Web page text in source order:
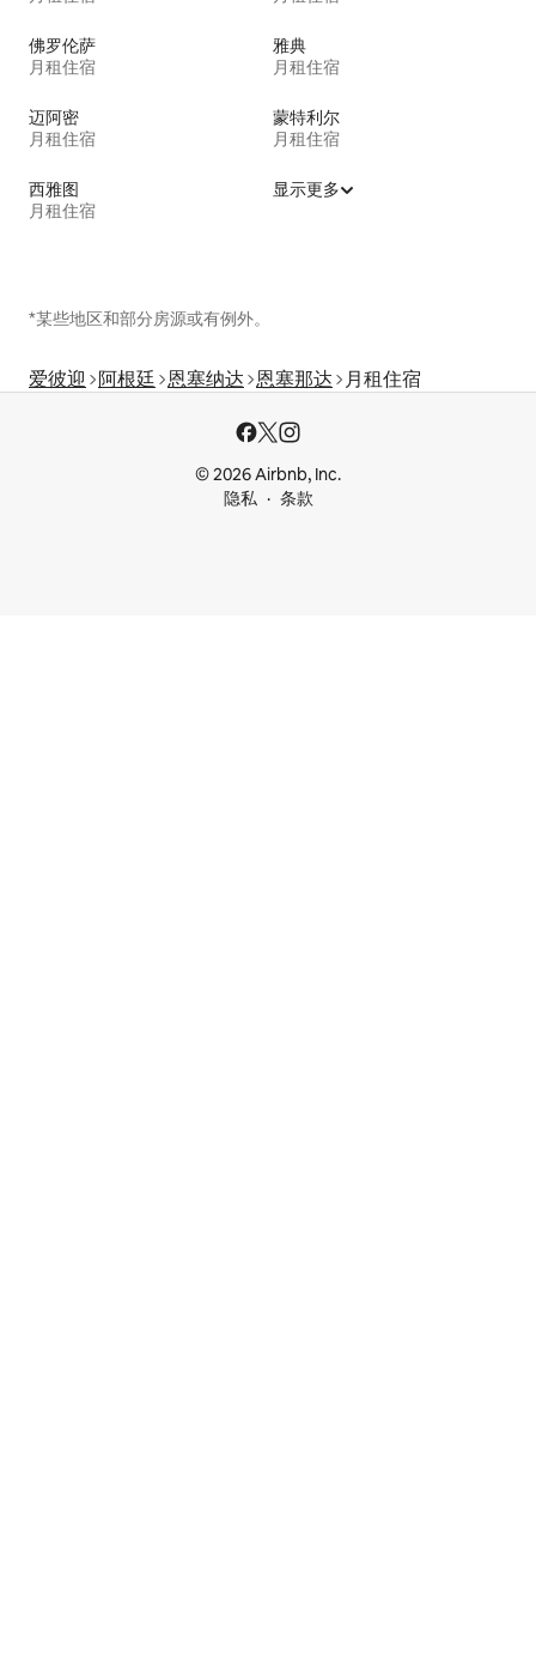
佛罗伦萨
月租住宿
雅典
月租住宿
迈阿密
月租住宿
蒙特利尔
月租住宿
西雅图
月租住宿
显示更多
*某些地区和部分房源或有例外。
爱彼迎 阿根廷 恩塞纳达 恩塞那达 月租住宿
© 2026 Airbnb, Inc.
隐私
条款